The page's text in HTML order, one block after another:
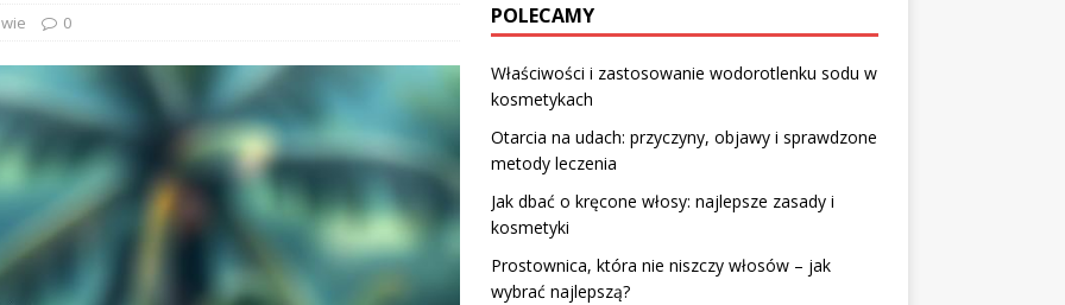
0 POLECAMY
Właściwości i zastosowanie wodorotlenku sodu w
kosmetykach
Otarcia na udach: przyczyny, objawy i sprawdzone
metody leczenia
Jak dbać o kręcone włosy: najlepsze zasady i
kosmetyki
Prostownica, która nie niszczy włosów – jak
wybrać najlepszą?